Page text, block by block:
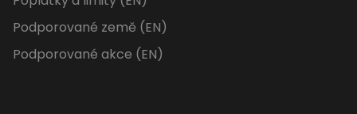
Podporované země (EN)
Podporované akce (EN)